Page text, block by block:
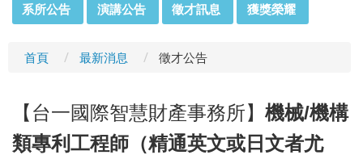
系所公告 演講公告 徵才訊息 獲獎榮耀
首頁 最新消息 徵才公告
【台一國際智慧財產事務所】 機械/機構
類專利工程師（精通英文或日文者尤